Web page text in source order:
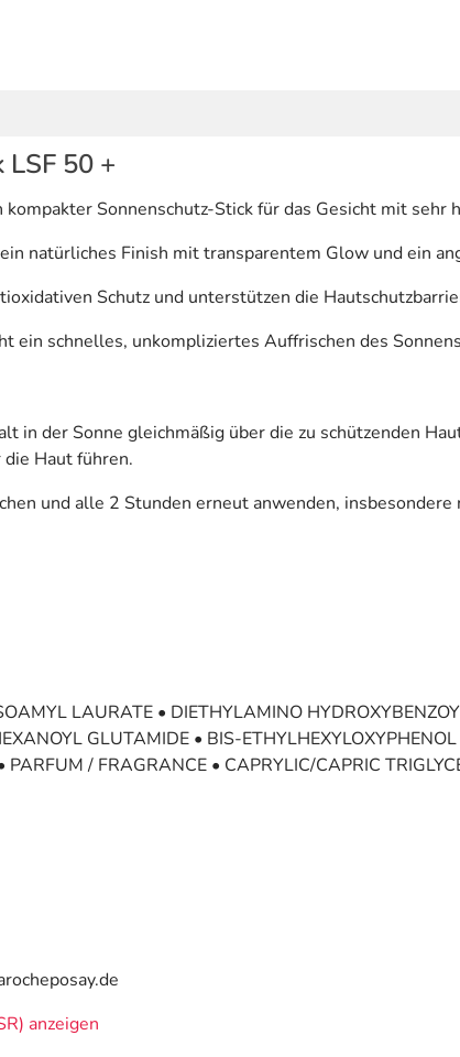
50 +
Sonnenschutz-Stick für das Gesicht mit sehr
natürliches Finish mit transparentem Glow und ein
Schutz und unterstützen die
ein schnelles, unkompliziertes Auffrischen des
in der Sonne gleichmäßig über die zu schützenden
Haut führen.
und alle 2 Stunden erneut anwenden,
LAURATE • DIETHYLAMINO
GLUTAMIDE • BIS-
/ FRAGRANCE • CAPRYLIC/CAPRIC
anzeigen